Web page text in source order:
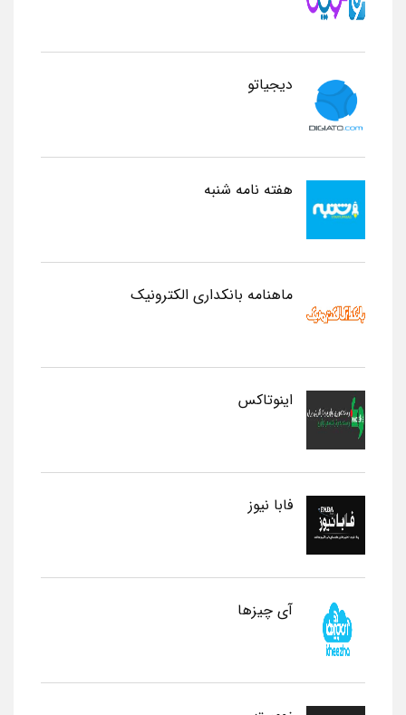
دیجیاتو
هفته نامه شنبه
ماهنامه بانکداری الکترونیک
اینوتاکس
فابا نیوز
آی چیزها